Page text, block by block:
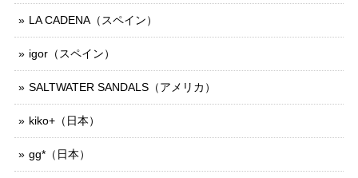
LA CADENA（スペイン）
igor（スペイン）
SALTWATER SANDALS（アメリカ）
kiko+（日本）
gg*（日本）